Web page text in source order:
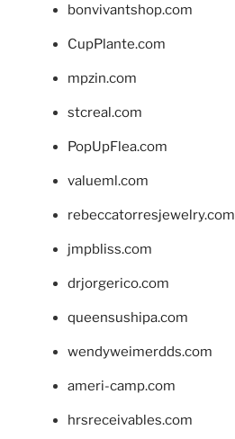
bonvivantshop.com
CupPlante.com
mpzin.com
stcreal.com
PopUpFlea.com
valueml.com
rebeccatorresjewelry.com
jmpbliss.com
drjorgerico.com
queensushipa.com
wendyweimerdds.com
ameri-camp.com
hrsreceivables.com